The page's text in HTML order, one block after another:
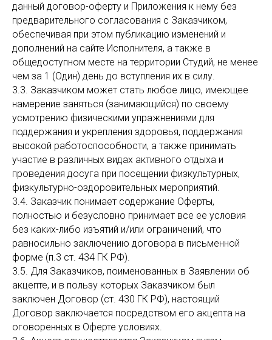
данный договор-оферту и Приложения к нему без
предварительного согласования с Заказчиком,
обеспечивая при этом публикацию изменений и
дополнений на сайте Исполнителя, а также в
общедоступном месте на территории Студий, не менее
чем за 1 (Один) день до вступления их в силу.
3.3. Заказчиком может стать любое лицо, имеющее
намерение заняться (занимающийся) по своему
усмотрению физическими упражнениями для
поддержания и укрепления здоровья, поддержания
высокой работоспособности, а также принимать
участие в различных видах активного отдыха и
проведения досуга при посещении физкультурных,
физкультурно-оздоровительных мероприятий.
3.4. Заказчик понимает содержание Оферты,
полностью и безусловно принимает все ее условия
без каких-либо изъятий и/или ограничений, что
равносильно заключению договора в письменной
форме (п.3 ст. 434 ГК РФ).
3.5. Для Заказчиков, поименованных в Заявлении об
акцепте, и в пользу которых Заказчиком был
заключен Договор (ст. 430 ГК РФ), настоящий
Договор заключается посредством его акцепта на
оговоренных в Оферте условиях.